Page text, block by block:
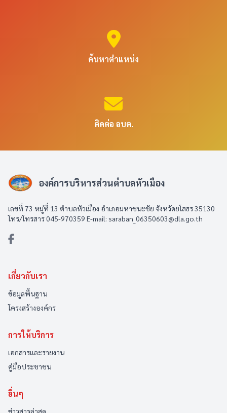
ค้นหาตำแหน่ง
ติดต่อ อบต.
องค์การบริหารส่วนตำบลหัวเมือง
เลขที่ 73 หมู่ที่ 13 ตำบลหัวเมือง อำเภอมหาชนะชัย จังหวัดยโสธร 35130
โทร/โทรสาร 045-970359 E-mail: saraban_06350603@dla.go.th
เกี่ยวกับเรา
ข้อมูลพื้นฐาน
โครงสร้างองค์กร
การให้บริการ
เอกสารและรายงาน
คู่มือประชาชน
อื่นๆ
ข่าวสารล่าสุด